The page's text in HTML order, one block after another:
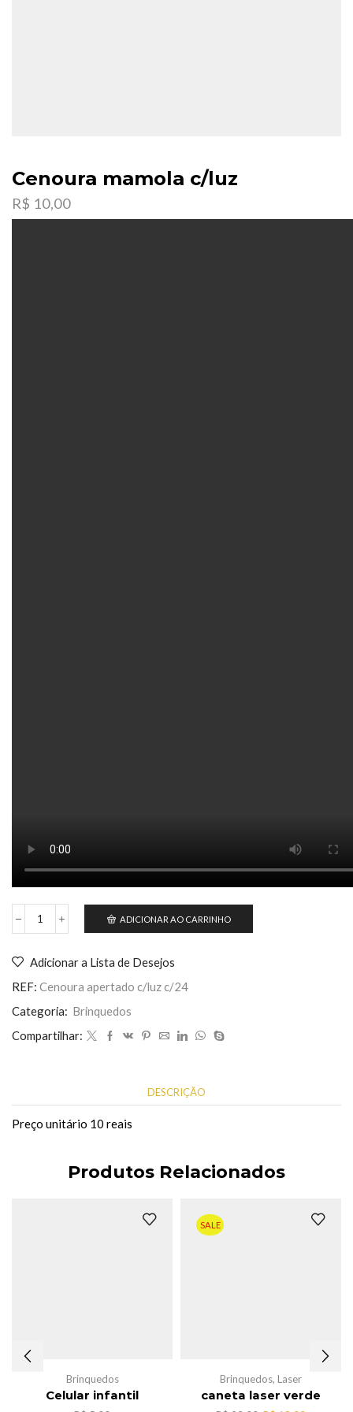
Cenoura mamola c/luz
R$ 10,00
Cenoura
quantidade
ADICIONAR AO CARRINHO
Adicionar a Lista de Desejos
REF: Cenoura apertado c/luz c/24
Categoria: Brinquedos
Compartilhar:
DESCRIÇÃO
Preço unitário 10 reais
Produtos Relacionados
Brinquedos
Celular infantil
SALE
Brinquedos, Laser
caneta laser verde